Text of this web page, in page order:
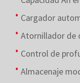
Cargador
Atornillador de
Control de
Almacenaje